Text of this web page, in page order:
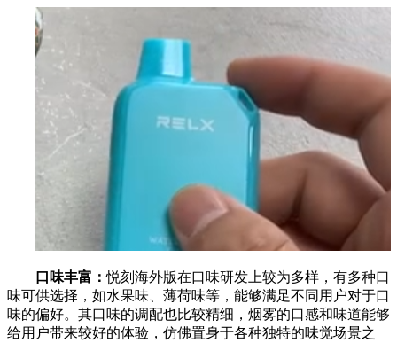
口味丰富：悦刻海外版在口味研发上较为多样，有多种口
味可供选择，如水果味、薄荷味等，能够满足不同用户对于口
味的偏好。其口味的调配也比较精细，烟雾的口感和味道能够
给用户带来较好的体验，仿佛置身于各种独特的味觉场景之